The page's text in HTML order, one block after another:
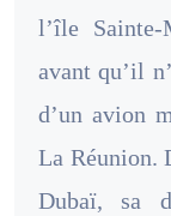
l’île
avant qu’il
d’un avion
La Réunion.
Dubaï, sa